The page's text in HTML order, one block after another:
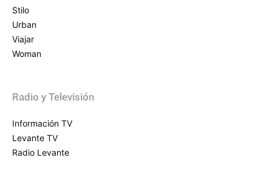
Stilo
Urban
Viajar
Woman
Radio y Televisión
Información TV
Levante TV
Radio Levante